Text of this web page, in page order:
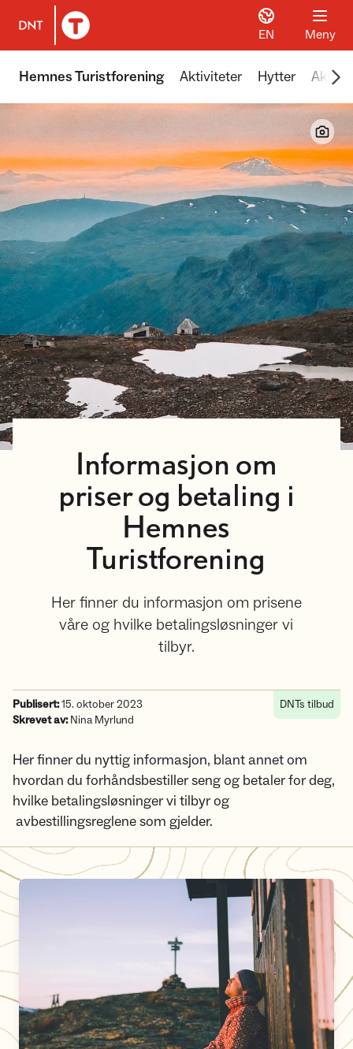
Til DNT.no forside
EN Meny
Hemnes Turistforening Aktiviteter Hytter
Informasjon om
priser og betaling i
Hemnes
Turistforening
Her finner du informasjon om prisene
våre og hvilke betalingsløsninger vi
tilbyr.
Publisert:15. oktober 2023
Skrevet av:Nina Myrlund
DNTs tilbud
Her finner du nyttig informasjon, blant annet om
hvordan du forhåndsbestiller seng og betaler for deg,
hvilke betalingsløsninger vi tilbyr og
avbestillingsreglene som gjelder.
Hvordan bestille en DNT-hytte?